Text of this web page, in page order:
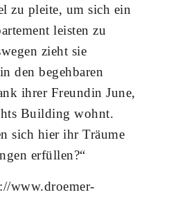
zu pleite, um sich ein
leisten zu
zieht sie
den begehbaren
ihrer Freundin June,
Building wohnt.
sich hier ihr Träume
erfüllen?“
www.droemer-